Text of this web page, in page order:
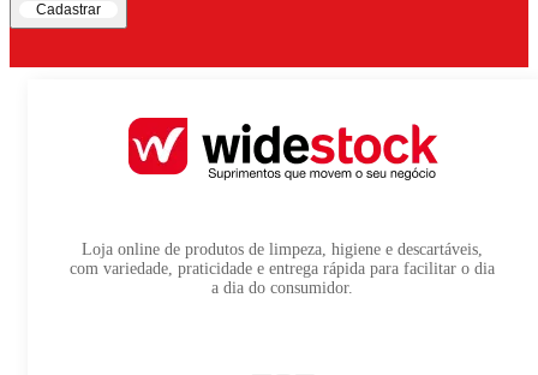
Cadastrar
Loja online de produtos de limpeza, higiene e descartáveis,
com variedade, praticidade e entrega rápida para facilitar o dia
a dia do consumidor.